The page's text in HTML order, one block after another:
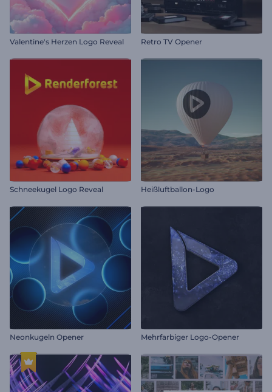
Valentine's Herzen Logo Reveal Retro TV Opener
Schneekugel Logo Reveal Heißluftballon-Logo
Neonkugeln Opener Mehrfarbiger Logo-Opener